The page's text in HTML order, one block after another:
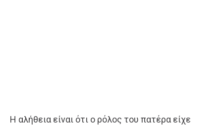
Η αλήθεια είναι ότι ο ρόλος του πατέρα είχε